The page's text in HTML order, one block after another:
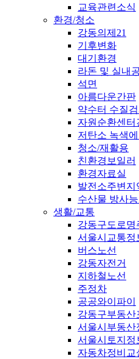
교육관련소식
환경/청소
강동의제21
기후변화
대기환경
라돈 및 실내
석면
아름다운간판
약수터 수질
자원순환센터
저탄소 녹색에
청소/재활용
친환경보일러
환경자료실
발전소주변지
수산물 방사
생활/교통
강동구도로명
서울시교통정
버스노선
강동자전거
지하철노선
주정차
공공와이파이
강동구부동산
서울시부동산
서울시토지정
자동차정비교